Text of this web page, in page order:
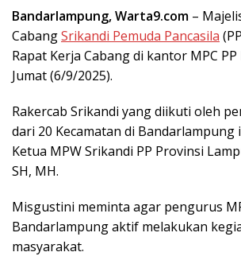
Bandarlampung, Warta9.com –
CabangSrikandi Pemuda Pancasila
Rapat Kerja Cabang di kantor MPC
Jumat (6/9/2025).
Rakercab Srikandi yang diikuti oleh
dari 20 Kecamatan di Bandarlampung
Ketua MPW Srikandi PP Provinsi
SH, MH.
Misgustini meminta agar pengurus
Bandarlampung aktif melakukan
masyarakat.